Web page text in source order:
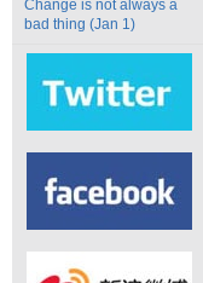
Change is not always a
bad thing (Jan 1)